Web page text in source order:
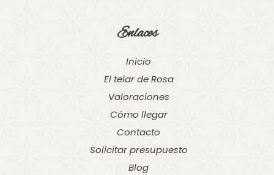
Enlaces
Inicio
El telar de Rosa
Valoraciones
Cómo llegar
Contacto
Solicitar presupuesto
Blog